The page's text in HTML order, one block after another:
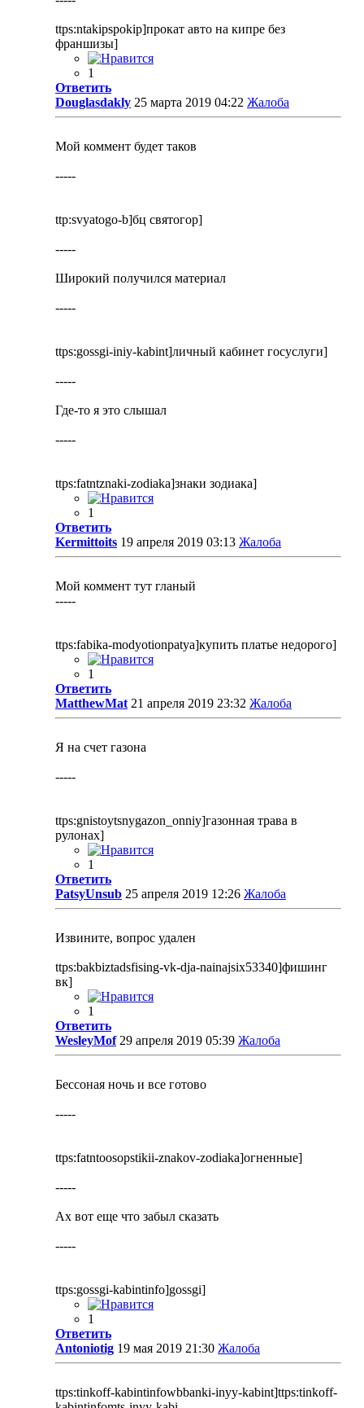
ttps:ntakipspokip]прокат авто на кипре без
франшизы]
1
Ответить
Douglasdakly 25 марта 2019 04:22 Жалоба
Мой коммент будет таков
-----
ttp:svyatogo-b]бц святогор]
-----
Широкий получился материал
-----
ttps:gossgi-iniy-kabint]личный кабинет госуслуги]
-----
Где-то я это слышал
-----
ttps:fatntznaki-zodiaka]знаки зодиака]
1
Ответить
Kermittoits 19 апреля 2019 03:13 Жалоба
Мой коммент тут гланый
-----
ttps:fabika-modyotionpatya]купить платье недорого]
1
Ответить
MatthewMat 21 апреля 2019 23:32 Жалоба
Я на счет газона
-----
ttps:gnistoytsnygazon_onniy]газонная трава в
рулонах]
1
Ответить
PatsyUnsub 25 апреля 2019 12:26 Жалоба
Извините, вопрос удален
ttps:bakbiztadsfising-vk-dja-nainajsix53340]фишинг
вк]
1
Ответить
WesleyMof 29 апреля 2019 05:39 Жалоба
Бессоная ночь и все готово
-----
ttps:fatntoosopstikii-znakov-zodiaka]огненные]
-----
Ах вот еще что забыл сказать
-----
ttps:gossgi-kabintinfo]gossgi]
1
Ответить
Antoniotig 19 мая 2019 21:30 Жалоба
ttps:tinkoff-kabintinfowbbanki-inyy-kabint]ttps:tinkoff-